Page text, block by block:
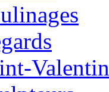
Valentin